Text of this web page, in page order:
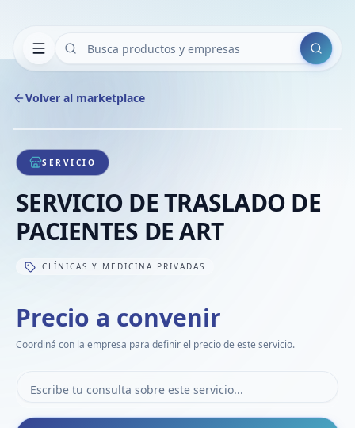
Buscar
Volver al marketplace
1/1
SERVICIO
SERVICIO DE TRASLADO DE
PACIENTES DE ART
CLÍNICAS Y MEDICINA PRIVADAS
Precio a convenir
Coordiná con la empresa para definir el precio de este servicio.